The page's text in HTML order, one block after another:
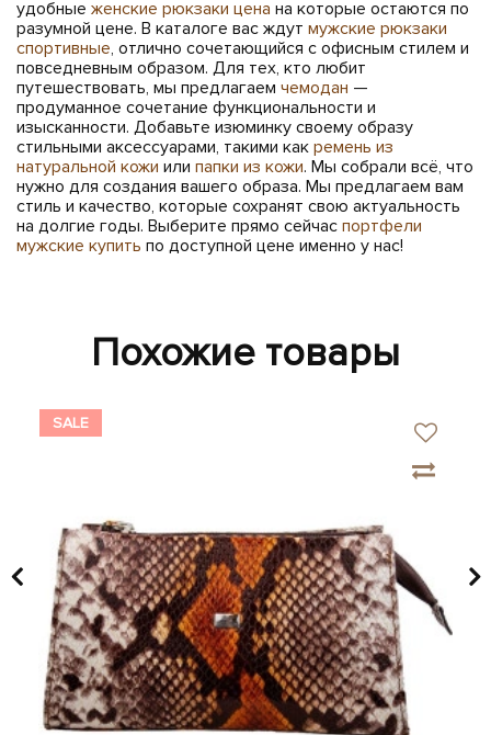
удобные женские рюкзаки цена на которые остаются по
разумной цене. В каталоге вас ждут мужские рюкзаки
спортивные, отлично сочетающийся с офисным стилем и
повседневным образом. Для тех, кто любит
путешествовать, мы предлагаем чемодан —
продуманное сочетание функциональности и
изысканности. Добавьте изюминку своему образу
стильными аксессуарами, такими как ремень из
натуральной кожи или папки из кожи. Мы собрали всё, что
нужно для создания вашего образа. Мы предлагаем вам
стиль и качество, которые сохранят свою актуальность
на долгие годы. Выберите прямо сейчас портфели
мужские купить по доступной цене именно у нас!
Похожие товары
SALE